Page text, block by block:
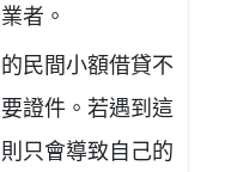
者。
的民間小額借貸不
證件。若遇到這
只會導致自己的